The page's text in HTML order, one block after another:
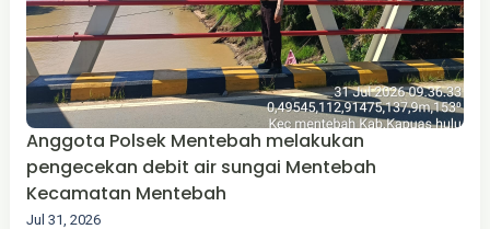
Anggota Polsek Mentebah melakukan
pengecekan debit air sungai Mentebah
Kecamatan Mentebah
Jul 31, 2026